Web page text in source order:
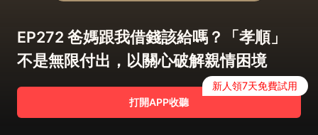
EP272 爸媽跟我借錢該給嗎？「孝順」
不是無限付出，以關心破解親情困境
打開APP收聽
新人領7天免費試用